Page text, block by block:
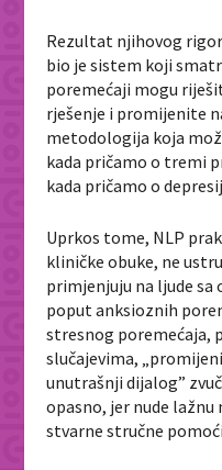
Rezultat njihovog
bio je sistem koji
poremećaji mogu
rješenje i promijenite
metodologija koja
kada pričamo o tremi
kada pričamo o
Uprkos tome, NLP
kliničke obuke, ne
primjenjuju na ljude
poput anksioznih
stresnog poremećaja,
slučajevima, „
unutrašnji dijalog”
opasno, jer nude lažnu
stvarne stručne